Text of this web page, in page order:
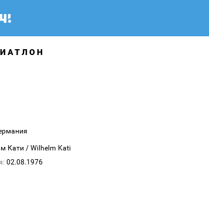
Кати / Wilhelm Kati
02.08.1976